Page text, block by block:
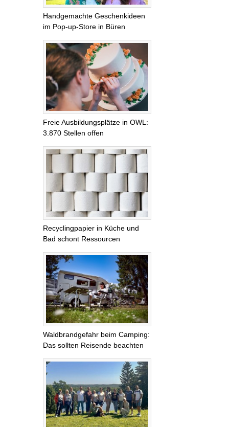
Handgemachte Geschenkideen
im Pop-up-Store in Büren
Freie Ausbildungsplätze in OWL:
3.870 Stellen offen
Recyclingpapier in Küche und
Bad schont Ressourcen
Waldbrandgefahr beim Camping:
Das sollten Reisende beachten